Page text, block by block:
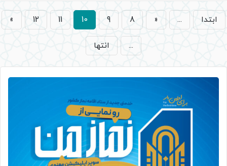
ابتدا ...
«
8
9
10
11
12
»
... انتها